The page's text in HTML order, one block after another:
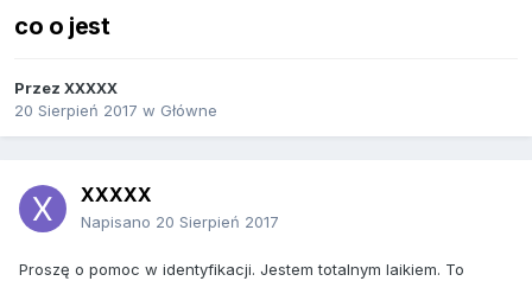
co o jest
Przez XXXXX
20 Sierpień 2017 w Główne
XXXXX
Napisano 20 Sierpień 2017
Proszę o pomoc w identyfikacji. Jestem totalnym laikiem. To